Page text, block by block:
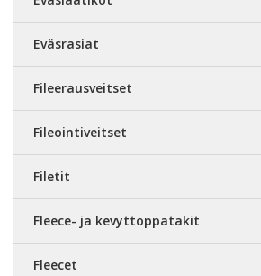
Eväsrasiat
Fileerausveitset
Fileointiveitset
Filetit
Fleece- ja kevyttoppatakit
Fleecet